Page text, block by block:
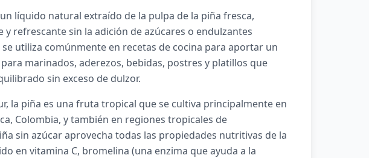
líquido natural extraído de la pulpa de la piña fresca,
refrescante sin la adición de azúcares o endulzantes
utiliza comúnmente en recetas de cocina para aportar un
marinados, aderezos, bebidas, postres y platillos que
sin exceso de dulzor.
la piña es una fruta tropical que se cultiva principalmente en
Colombia, y también en regiones tropicales de
sin azúcar aprovecha todas las propiedades nutritivas de la
en vitamina C, bromelina (una enzima que ayuda a la